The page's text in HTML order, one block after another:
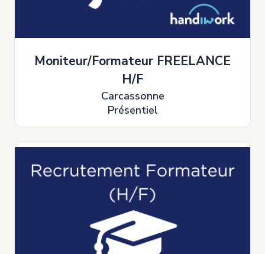
Moniteur/Formateur FREELANCE
H/F
Carcassonne
Présentiel